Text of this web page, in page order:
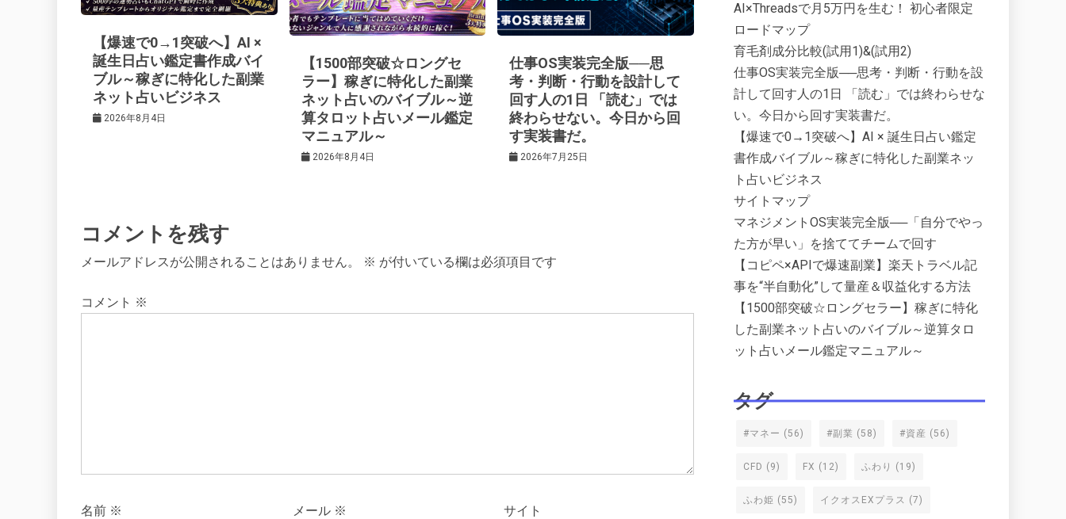
ー
シ
ョ
【爆速で0→1突破へ】AI ×
誕生日占い鑑定書作成バイ
ブル～稼ぎに特化した副業
ネット占いビジネス
2026年8月4日
【1500部突破☆ロングセ
ラー】稼ぎに特化した副業
ネット占いのバイブル～逆
算タロット占いメール鑑定
マニュアル～
2026年8月4日
仕事OS実装完全版──思
考・判断・行動を設計して
回す人の1日 「読む」では
終わらせない。今日から回
す実装書だ。
2026年7月25日
コメントを残す
メールアドレスが公開されることはありません。 ※ が付いている欄は必須項目です
コメント ※
名前 ※ メール ※ サイト
AI×Threadsで月5万円を生む！ 初心者限定
ロードマップ
育毛剤成分比較(試用1)&(試用2)
仕事OS実装完全版──思考・判断・行動を設
計して回す人の1日 「読む」では終わらせな
い。今日から回す実装書だ。
【爆速で0→1突破へ】AI × 誕生日占い鑑定
書作成バイブル～稼ぎに特化した副業ネッ
ト占いビジネス
サイトマップ
マネジメントOS実装完全版──「自分でやっ
た方が早い」を捨ててチームで回す
【コピペ×APIで爆速副業】楽天トラベル記
事を“半自動化”して量産＆収益化する方法
【1500部突破☆ロングセラー】稼ぎに特化
した副業ネット占いのバイブル～逆算タロ
ット占いメール鑑定マニュアル～
タグ
#マネー (56) #副業 (58) #資産 (56)
CFD (9) FX (12) ふわり (19)
ふわ姫 (55) イクオスEXプラス (7)